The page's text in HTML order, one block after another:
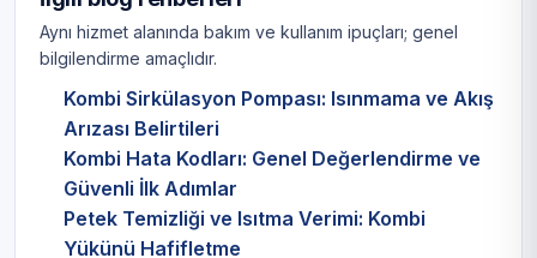
Aynı hizmet alanında bakım ve kullanım ipuçları; genel
bilgilendirme amaçlıdır.
Kombi Sirkülasyon Pompası: Isınmama ve Akış
Arızası Belirtileri
Kombi Hata Kodları: Genel Değerlendirme ve
Güvenli İlk Adımlar
Petek Temizliği ve Isıtma Verimi: Kombi
Yükünü Hafifletme